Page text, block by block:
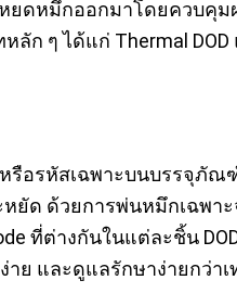
หยดหมึกออกมาโดยควบคุ
ๆ ได้แก่ Thermal DOD
รือรหัสเฉพาะบนบรรจุภั
ยัด ด้วยการพ่นหมึกเฉพา
ที่ต่างกันในแต่ละชิ้น
ย และดูแลรักษาง่ายกว่าเ